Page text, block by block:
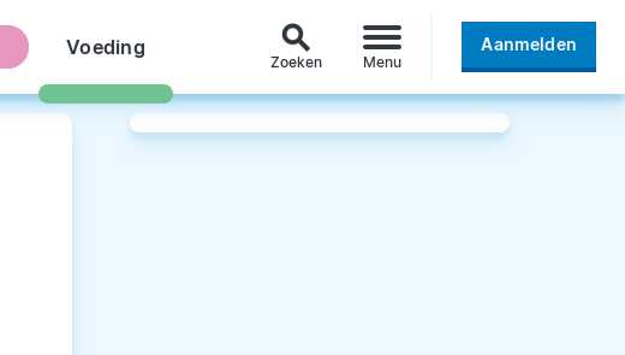
Voeding search
Zoeken Menu
Aanmelden